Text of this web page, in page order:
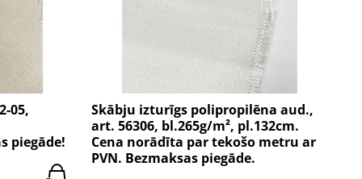
05,
piegāde!
Skābju izturīgs polipropilēna aud.,
art. 56306, bl.265g/m², pl.132cm.
Cena norādīta par tekošo metru ar
PVN. Bezmaksas piegāde.